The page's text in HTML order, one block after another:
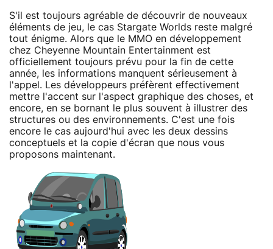
S'il est toujours agréable de découvrir de nouveaux
éléments de jeu, le cas Stargate Worlds reste malgré
tout énigme. Alors que le MMO en développement
chez Cheyenne Mountain Entertainment est
officiellement toujours prévu pour la fin de cette
année, les informations manquent sérieusement à
l'appel. Les développeurs préfèrent effectivement
mettre l'accent sur l'aspect graphique des choses, et
encore, en se bornant le plus souvent à illustrer des
structures ou des environnements. C'est une fois
encore le cas aujourd'hui avec les deux dessins
conceptuels et la copie d'écran que nous vous
proposons maintenant.